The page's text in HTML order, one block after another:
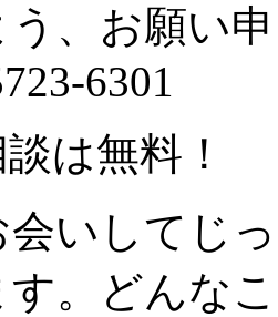
う、お願い
6301
は無料！
会いしてじ
す。どんな